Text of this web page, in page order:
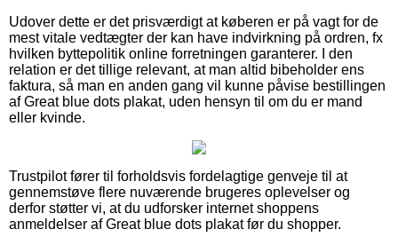
Udover dette er det prisværdigt at køberen er på vagt for de
mest vitale vedtægter der kan have indvirkning på ordren, fx
hvilken byttepolitik online forretningen garanterer. I den
relation er det tillige relevant, at man altid bibeholder ens
faktura, så man en anden gang vil kunne påvise bestillingen
af Great blue dots plakat, uden hensyn til om du er mand
eller kvinde.
Trustpilot fører til forholdsvis fordelagtige genveje til at
gennemstøve flere nuværende brugeres oplevelser og
derfor støtter vi, at du udforsker internet shoppens
anmeldelser af Great blue dots plakat før du shopper.